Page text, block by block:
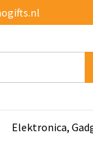
Elektronica,